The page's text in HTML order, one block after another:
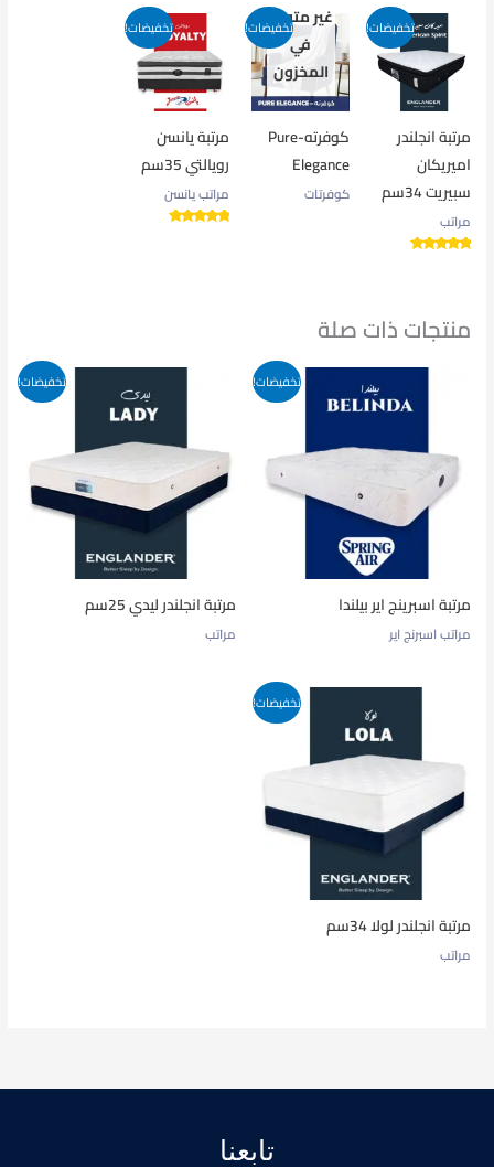
تخفيضات!
مرتبة انجلندر
اميريكان
سبيريت 34سم
مراتب
تخفيضات!غير متوفر
في
المخزون
كوفرته-Pure
Elegance
كوفرتات
تخفيضات!
مرتبة يانسن
رويالتي 35سم
مراتب يانسن
منتجات ذات صلة
تخفيضات!
مرتبة اسبرينج اير بيلندا
مراتب اسبرنج اير
تخفيضات!
مرتبة انجلندر ليدي 25سم
مراتب
تخفيضات!
مرتبة انجلندر لولا 34سم
مراتب
تابعنا